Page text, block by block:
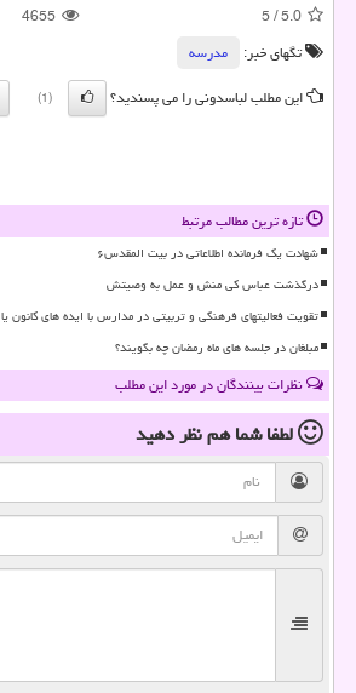
5.0
/
5
4655
تگهای خبر:
مدرسه
این مطلب لباسدونی را می پسندید؟
(1)
تازه ترین مطالب مرتبط
شهادت یک فرمانده اطلاعاتی در بیت المقدس۶
درگذشت عباس کی منش و عمل به وصیتش
تقویت فعالیتهای فرهنگی و تربیتی در مدارس با ایده های کانون
مبلغان در جلسه های ماه رمضان چه بگویند؟
نظرات بینندگان در مورد این مطلب
لطفا شما همنظر دهید